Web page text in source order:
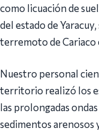
como licuación de
del estado de
terremoto de Cariaco
Nuestro personal
territorio realizó los
las prolongadas
sedimentos arenosos